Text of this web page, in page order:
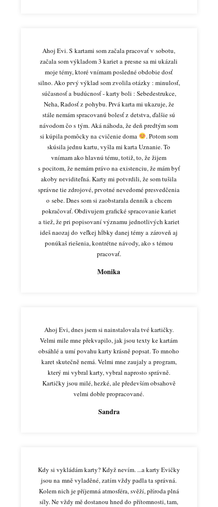
Ahoj Evi. S kartami som začala pracovať v sobotu,
začala som výkladom 3 kariet a presne sa mi ukázali
moje témy, ktoré vnímam posledné obdobie dosť
silno. Ako prvý výklad som zvolila otázky : minulosť,
súčasnosť a budúcnosť - karty boli : Sebedestrukce,
Neha, Radosť z pohybu. Prvá karta mi ukazuje, že
stále nemám spracovanú bolesť z detstva, ďalšie sú
návodom čo s tým. Aká náhoda, že deň predtým som
si kúpila pomôcky na cvičenie doma
. Potom som
skúsila jednu kartu, vyšla mi karta Uznanie. To
vnímam ako hlavnú tému, totiž, to, že žijem
s pocitom, že nemám právo na existenciu, že mám byť
akoby neviditeľná. Karty mi potvrdili, že som tušila
správne tie zdrojové, prvotné nevedomé presvedčenia
o sebe. Dnes som si zaobstarala denník a chcem
pokračovať. Obdivujem grafické spracovanie kariet
a tiež, že pri popisovaní významu jednotlivých kariet
ideš naozaj do veľkej hĺbky danej témy a zároveň aj
ponúkaš riešenia, kontrétne návody, ako s témou
pracovať.
Monika
Ahoj Evi, dnes jsem si nainstalovala tvé kartičky.
Velmi mile mne překvapilo, jak jsou texty ke kartám
obsáhlé a umí povahu karty krásně popsat. To mnoho
karet skutečně nemá. Velmi mne zaujaly a program,
který mi vybral karty, vybral naprosto správně.
Kartičky jsou milé, hezké, ale především obsahově
velmi dobře propracované.
Sandra
Kdy si vykládám karty? Když nevím. ...a karty Evičky
jsou na mně vyladěné, zatím vždy padla ta správná.
Kolem nich je příjemná atmosféra, svěží, příroda plná
síly. Ne vždy mě dostanou hned do přítomnosti, tam,